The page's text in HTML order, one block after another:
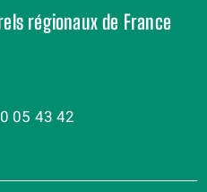
régionaux de France
05 43 42